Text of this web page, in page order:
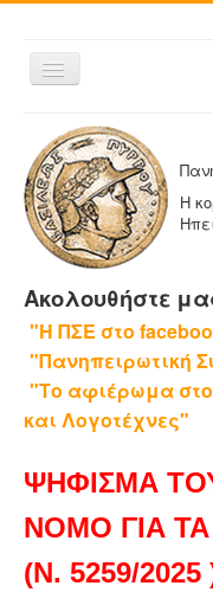
Εναλλαγή
πλοήγησης
ΑΡΧΙΚΗ
Η ΠΑΝΗΠΕΙΡΩΤΙΚΗ
ΔΕΛΤΙΑ ΤΥΠΟΥ
ΑΔΕΛΦΟΤΗΤΕΣ-
Η ΕΦΗΜΕΡΙΔΑ ΜΑΣ
ΕΦΗΜΕΡΙΔΕΣ
ΕΠΙΚΟΙΝΩΝΙΑ
Η
Ακολουθήστε
"Η ΠΣΕ στο
"Πανηπειρωτική
"Το αφιέρωμα
και Λογοτέχνες"
ΨΗΦΙΣΜΑ
ΝΟΜΟ ΓΙΑ
(Ν. 5259/2025